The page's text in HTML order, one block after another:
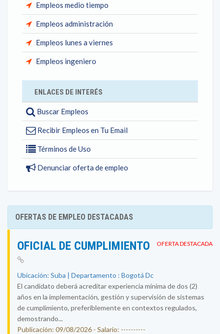
Empleos medio tiempo
Empleos administración
Empleos lunes a viernes
Empleos ingeniero
ENLACES DE INTERÉS
Buscar Empleos
Recibir Empleos en Tu Email
Términos de Uso
Denunciar oferta de empleo
OFERTAS DE EMPLEO DESTACADAS
OFERTA DESTACADA
OFICIAL DE CUMPLIMIENTO
Ubicación: Suba | Departamento : Bogotá Dc
El candidato deberá acreditar experiencia mínima de dos (2)
años en la implementación, gestión y supervisión de sistemas
de cumplimiento, preferiblemente en contextos regulados,
demostrando...
Publicación: 09/08/2026 - Salario: ----------